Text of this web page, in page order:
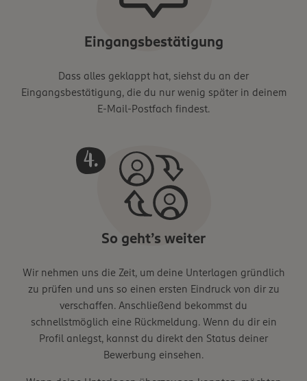
Eingangsbestätigung
Dass alles geklappt hat, siehst du an der
Eingangsbestätigung, die du nur wenig später in deinem
E-Mail-Postfach findest.
So geht’s weiter
Wir nehmen uns die Zeit, um deine Unterlagen gründlich
zu prüfen und uns so einen ersten Eindruck von dir zu
verschaffen. Anschließend bekommst du
schnellstmöglich eine Rückmeldung. Wenn du dir ein
Profil anlegst, kannst du direkt den Status deiner
Bewerbung einsehen.